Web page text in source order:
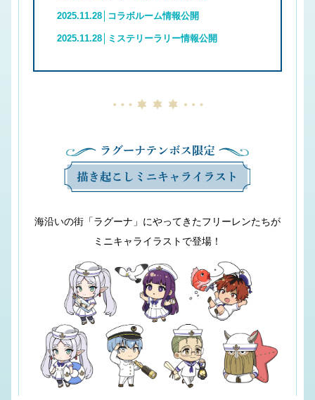
2025.11.28│コラボルーム情報公開
2025.11.28│ミステリーラリー情報公開
海沿いの街「ラグーナ」にやってきたフリーレンたちが
ミニキャライラストで登場！